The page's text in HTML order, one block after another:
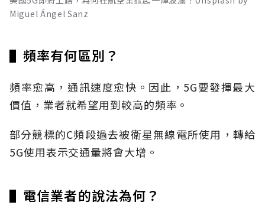
Miguel Ángel Sanz
▌頻率有何區別？
頻率愈高，通訊速度愈快。因此，5G要發揮最大
價值，業者就希望用到較高的頻率。
部分競標的C頻段過去被衛星無線電所使用，轉給
5G使用表示交通量將會大增。
▌電信業者的說法為何？